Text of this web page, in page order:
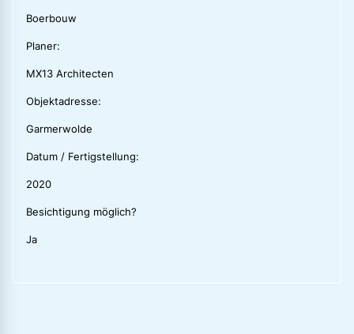
Boerbouw
Planer:
MX13 Architecten
Objektadresse:
Garmerwolde
Datum / Fertigstellung:
2020
Besichtigung möglich?
Ja